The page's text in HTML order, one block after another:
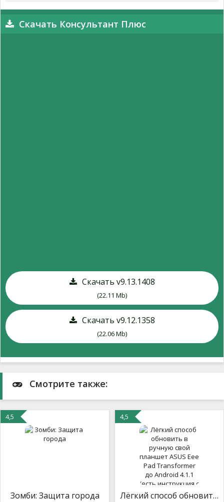
Скачать Консультант Плюс
Скачать v9.13.1408
(22.11 Mb)
Скачать v9.12.1358
(22.06 Mb)
Смотрите также:
4,5
Зомби: Защита города
4,5
Лёгкий способ обновить в ручную свой планшет ASUS Eee Pad Transformer до Android 4.1.1 (есть инструкция с сохранением root прав)